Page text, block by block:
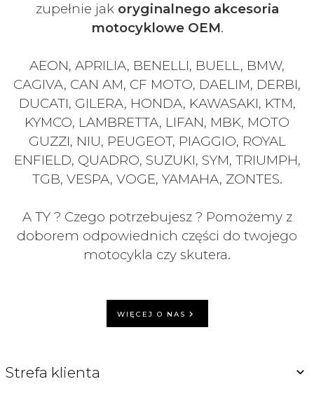
zupełnie jak oryginalnego akcesoria
motocyklowe OEM.
AEON, APRILIA, BENELLI, BUELL, BMW,
CAGIVA, CAN AM, CF MOTO, DAELIM, DERBI,
DUCATI, GILERA, HONDA, KAWASAKI, KTM,
KYMCO, LAMBRETTA, LIFAN, MBK, MOTO
GUZZI, NIU, PEUGEOT, PIAGGIO, ROYAL
ENFIELD, QUADRO, SUZUKI, SYM, TRIUMPH,
TGB, VESPA, VOGE, YAMAHA, ZONTES.
A TY ? Czego potrzebujesz ? Pomożemy z
doborem odpowiednich części do twojego
motocykla czy skutera.
WIĘCEJ O NAS
Strefa klienta